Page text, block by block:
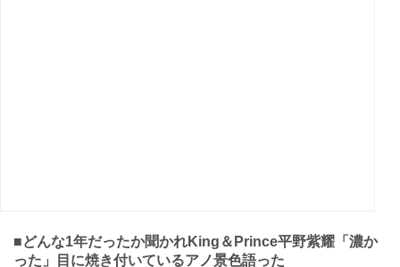
■どんな1年だったか聞かれKing＆Prince平野紫耀「濃か
った」目に焼き付いているアノ景色語った